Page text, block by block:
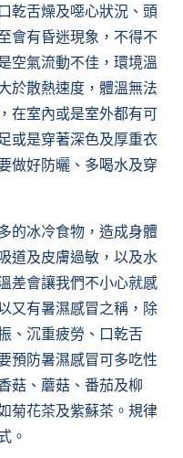
乾舌燥及噁心狀況、頭
會有昏迷現象，不得不
空氣流動不佳，環境溫
於散熱速度，體溫無法
在室內或是室外都有可
或是穿著深色及厚重衣
做好防曬、多喝水及穿
的冰冷食物，造成身體
道及皮膚過敏，以及水
差會讓我們不小心就感
又有暑濕感冒之稱，除
、沉重疲勞、口乾舌
預防暑濕感冒可多吃性
菇、蘑菇、番茄及柳
菊花茶及紫蘇茶。規律
。